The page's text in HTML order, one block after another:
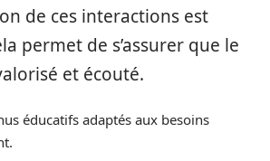
de ces interactions est
permet de s’assurer que le
et écouté.
éducatifs adaptés aux besoins